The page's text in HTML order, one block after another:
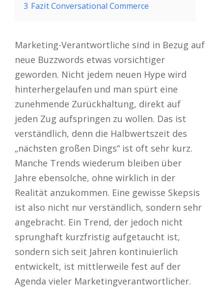
3 Fazit Conversational Commerce
Marketing-Verantwortliche sind in Bezug auf
neue Buzzwords etwas vorsichtiger
geworden. Nicht jedem neuen Hype wird
hinterhergelaufen und man spürt eine
zunehmende Zurückhaltung, direkt auf
jeden Zug aufspringen zu wollen. Das ist
verständlich, denn die Halbwertszeit des
„nächsten großen Dings“ ist oft sehr kurz.
Manche Trends wiederum bleiben über
Jahre ebensolche, ohne wirklich in der
Realität anzukommen. Eine gewisse Skepsis
ist also nicht nur verständlich, sondern sehr
angebracht. Ein Trend, der jedoch nicht
sprunghaft kurzfristig aufgetaucht ist,
sondern sich seit Jahren kontinuierlich
entwickelt, ist mittlerweile fest auf der
Agenda vieler Marketingverantwortlicher.